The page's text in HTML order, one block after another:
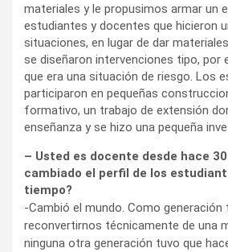
materiales y le propusimos armar un
estudiantes y docentes que hicieron
situaciones, en lugar de dar
se diseñaron intervenciones tipo, por
que era una situación de riesgo. Los
participaron en pequeñas
formativo, un trabajo de extensión
enseñanza y se hizo una pequeña
– Usted es docente desde hace
cambiado el perfil de los
tiempo?
-Cambió el mundo. Como generación
reconvertirnos técnicamente de una
ninguna otra generación tuvo que